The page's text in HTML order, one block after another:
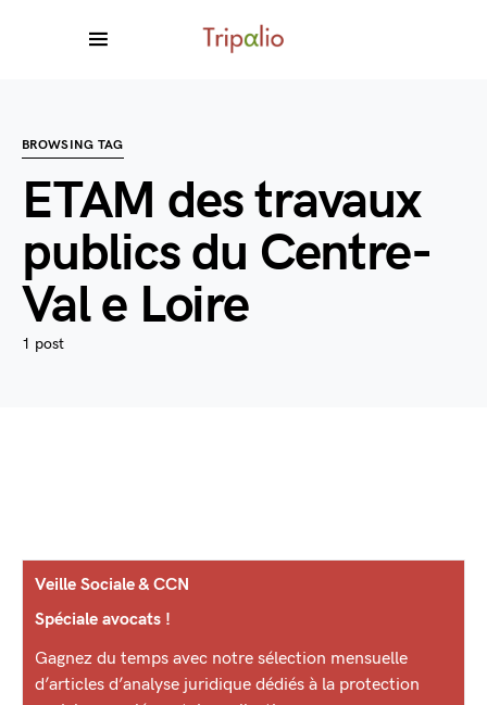
BROWSING TAG
ETAM des travaux
publics du Centre-
Val e Loire
1 post
Veille Sociale & CCN
Spéciale avocats !
Gagnez du temps avec notre sélection mensuelle
d’articles d’analyse juridique dédiés à la protection